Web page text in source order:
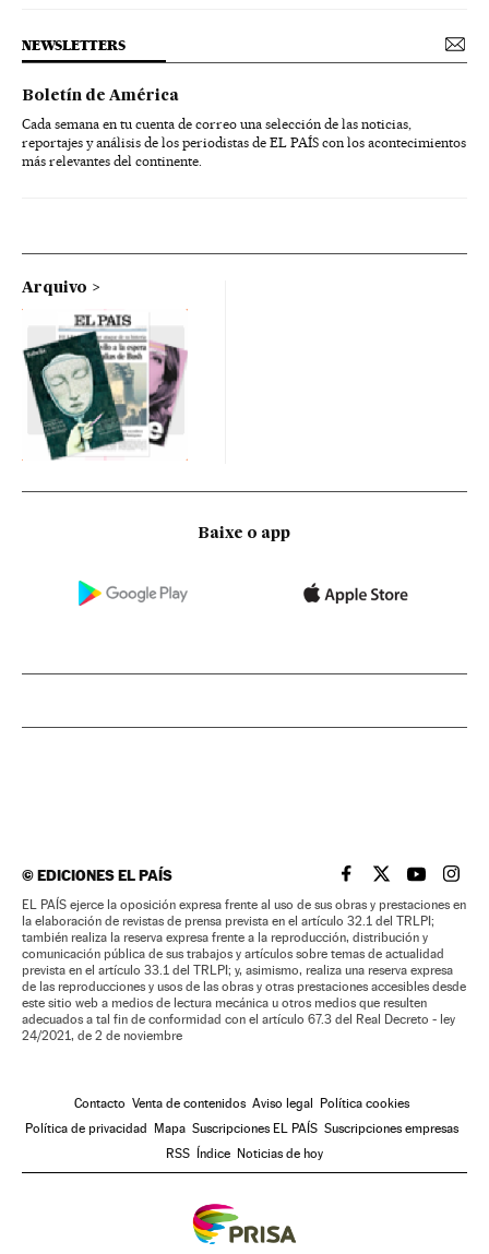
NEWSLETTERS
Boletín de América
Cada semana en tu cuenta de correo una selección de las noticias,
reportajes y análisis de los periodistas de EL PAÍS con los acontecimientos
más relevantes del continente.
Arquivo
Baixe o app
©EDICIONES EL PAÍS EL PAÍS BRASIL EN
EL PAÍSEL PAÍS
EL
EL PAÍS ejerce la oposición expresa frente al uso de sus obras y prestaciones en
la elaboración de revistas de prensa prevista en el artículo 32.1 del TRLPI;
también realiza la reserva expresa frente a la reproducción, distribución y
comunicación pública de sus trabajos y artículos sobre temas de actualidad
prevista en el artículo 33.1 del TRLPI; y, asimismo, realiza una reserva expresa
de las reproducciones y usos de las obras y otras prestaciones accesibles desde
este sitio web a medios de lectura mecánica u otros medios que resulten
adecuados a tal fin de conformidad con el artículo 67.3 del Real Decreto - ley
24/2021, de 2 de noviembre
Contacto Venta de contenidos Aviso legal
Política cookies
Política de privacidad
Mapa Suscripciones EL PAÍS Suscripciones empresas
RSS
Índice Noticias de hoy